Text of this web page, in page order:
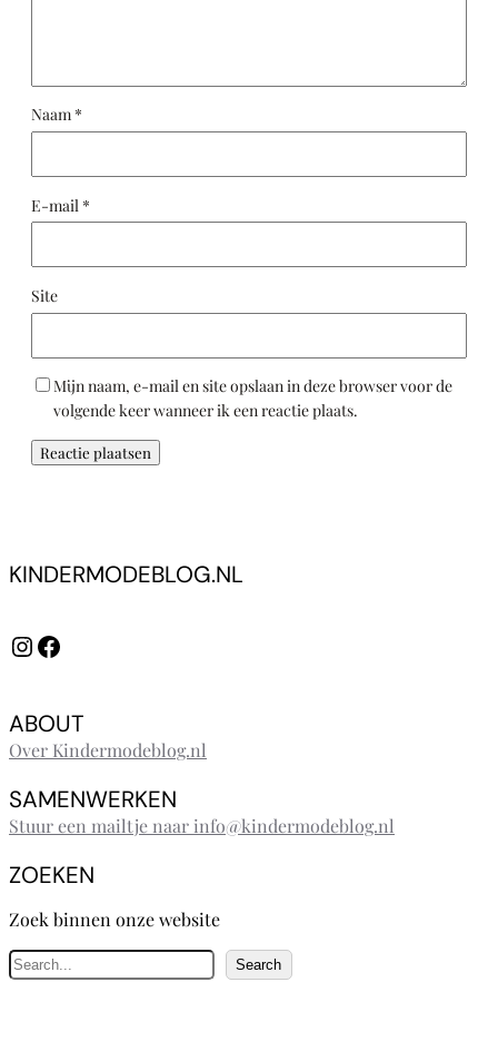
Naam *
E-mail *
Site
Mijn naam, e-mail en site opslaan in deze browser voor de
volgende keer wanneer ik een reactie plaats.
KINDERMODEBLOG.NL
InstagramFacebook
ABOUT
Over Kindermodeblog.nl
SAMENWERKEN
Stuur een mailtje naar info@kindermodeblog.nl
ZOEKEN
Zoek binnen onze website
Z
o
Search